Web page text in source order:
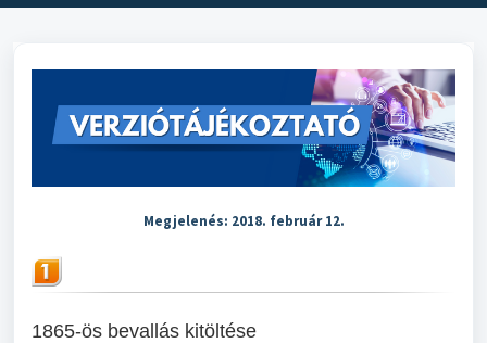
Megjelenés: 2018. február 12.
1865-ös bevallás kitöltése